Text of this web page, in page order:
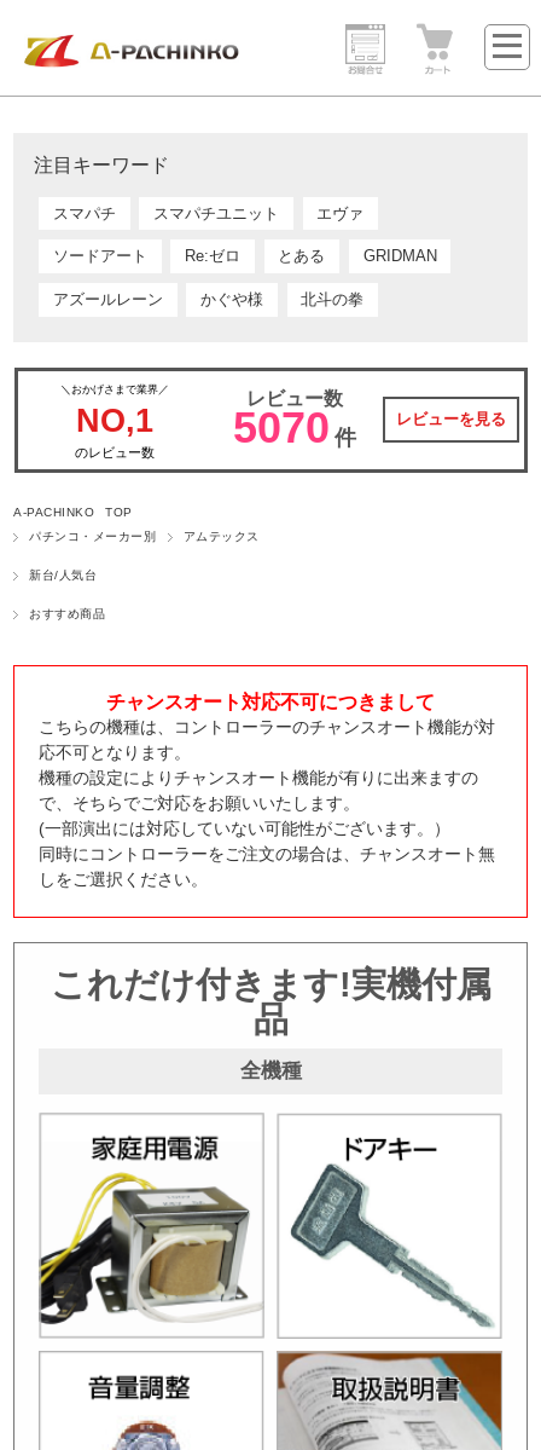
注目キーワード
スマパチ スマパチユニット エヴァ
ソードアート Re:ゼロ とある GRIDMAN
アズールレーン かぐや様 北斗の拳
＼おかげさまで業界／
NO,1
のレビュー数
レビュー数
5070 件
レビューを見る
A-PACHINKO TOP
パチンコ・メーカー別
アムテックス
新台/人気台
おすすめ商品
チャンスオート対応不可につきまして
こちらの機種は、コントローラーのチャンスオート機能が対
応不可となります。
機種の設定によりチャンスオート機能が有りに出来ますの
で、そちらでご対応をお願いいたします。
(一部演出には対応していない可能性がございます。）
同時にコントローラーをご注文の場合は、チャンスオート無
しをご選択ください。
これだけ付きます!実機付属
品
全機種